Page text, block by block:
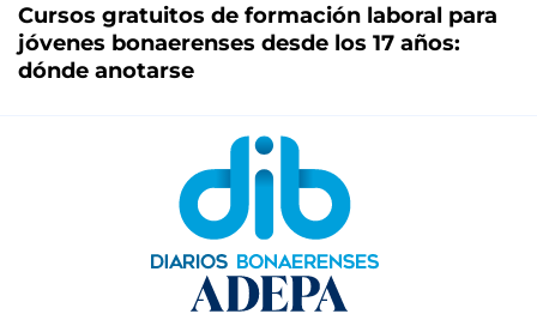
Cursos gratuitos de formación laboral para
jóvenes bonaerenses desde los 17 años:
dónde anotarse